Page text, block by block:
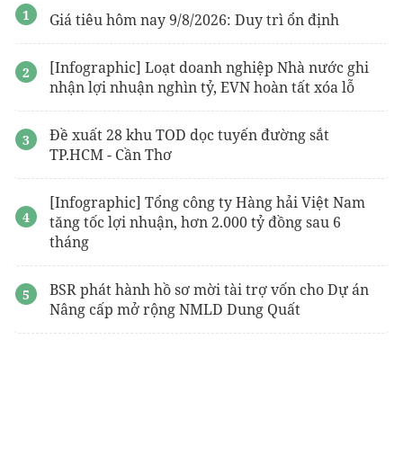
Giá tiêu hôm nay 9/8/2026: Duy trì ổn định
[Infographic] Loạt doanh nghiệp Nhà nước ghi
nhận lợi nhuận nghìn tỷ, EVN hoàn tất xóa lỗ
Đề xuất 28 khu TOD dọc tuyến đường sắt
TP.HCM - Cần Thơ
[Infographic] Tổng công ty Hàng hải Việt Nam
tăng tốc lợi nhuận, hơn 2.000 tỷ đồng sau 6
tháng
BSR phát hành hồ sơ mời tài trợ vốn cho Dự án
Nâng cấp mở rộng NMLD Dung Quất